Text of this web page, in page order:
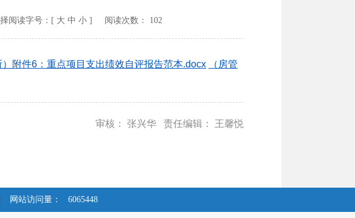
读字号：[ 大 中 小] 阅读次数： 102
）附件6：重点项目支出绩效自评报告范本.docx
（房管
审核： 张兴华 责任编辑： 王馨悦
网站访问量： 6065448